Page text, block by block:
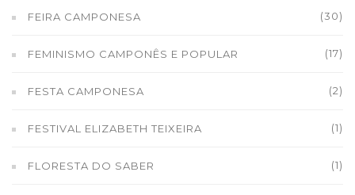
FEIRA CAMPONESA (30)
FEMINISMO CAMPONÊS E POPULAR (17)
FESTA CAMPONESA (2)
FESTIVAL ELIZABETH TEIXEIRA (1)
FLORESTA DO SABER (1)